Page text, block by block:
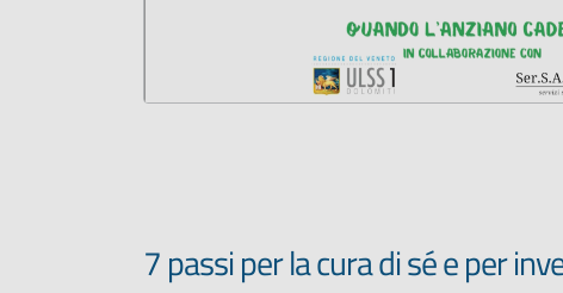
7 passi per la cura di sé e per